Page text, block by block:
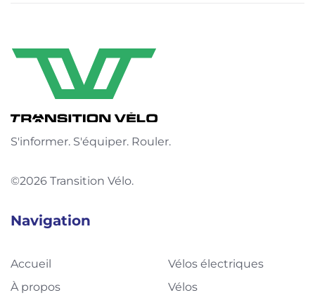
S'informer. S'équiper. Rouler.
©2026 Transition Vélo.
Navigation
Accueil
À propos
Vélos électriques
Vélos